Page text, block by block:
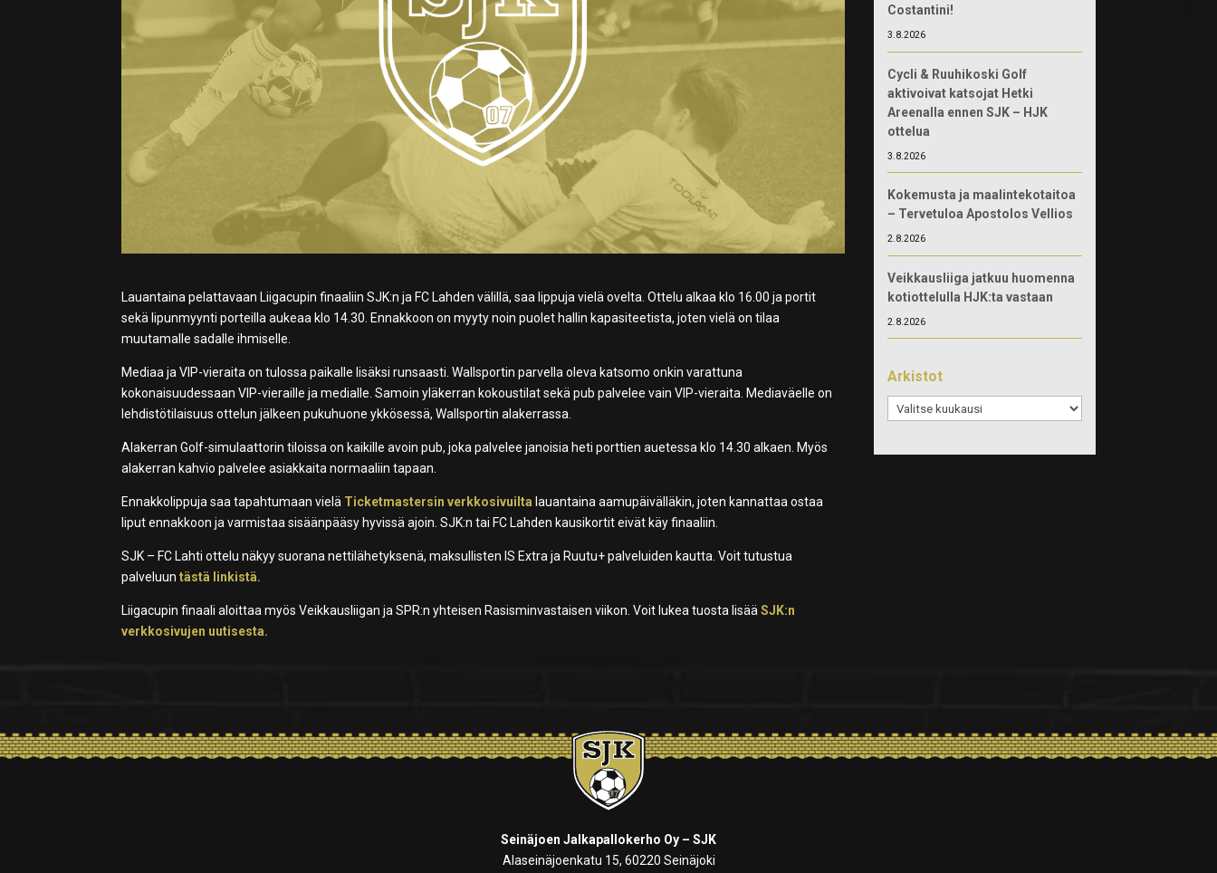
Lauantaina pelattavaan Liigacupin finaaliin SJK:n ja FC Lahden välillä, saa lippuja vielä ovelta. Ottelu alkaa klo 16.00 ja portit
sekä lipunmyynti porteilla aukeaa klo 14.30. Ennakkoon on myyty noin puolet hallin kapasiteetista, joten vielä on tilaa
muutamalle sadalle ihmiselle.
Mediaa ja VIP-vieraita on tulossa paikalle lisäksi runsaasti. Wallsportin parvella oleva katsomo onkin varattuna
kokonaisuudessaan VIP-vieraille ja medialle. Samoin yläkerran kokoustilat sekä pub palvelee vain VIP-vieraita. Mediaväelle on
lehdistötilaisuus ottelun jälkeen pukuhuone ykkösessä, Wallsportin alakerrassa.
Alakerran Golf-simulaattorin tiloissa on kaikille avoin pub, joka palvelee janoisia heti porttien auetessa klo 14.30 alkaen. Myös
alakerran kahvio palvelee asiakkaita normaaliin tapaan.
Ennakkolippuja saa tapahtumaan vielä Ticketmastersin verkkosivuilta lauantaina aamupäivälläkin, joten kannattaa ostaa
liput ennakkoon ja varmistaa sisäänpääsy hyvissä ajoin. SJK:n tai FC Lahden kausikortit eivät käy finaaliin.
SJK – FC Lahti ottelu näkyy suorana nettilähetyksenä, maksullisten IS Extra ja Ruutu+ palveluiden kautta. Voit tutustua
palveluuntästä linkistä.
Liigacupin finaali aloittaa myös Veikkausliigan ja SPR:n yhteisen Rasisminvastaisen viikon. Voit lukea tuosta lisääSJK:n
verkkosivujen uutisesta.
Costantini!
3.8.2026
Cycli & Ruuhikoski Golf
aktivoivat katsojat Hetki
Areenalla ennen SJK – HJK
ottelua
3.8.2026
Kokemusta ja maalintekotaitoa
– Tervetuloa Apostolos Vellios
2.8.2026
Veikkausliiga jatkuu huomenna
kotiottelulla HJK:ta vastaan
2.8.2026
Arkistot
Arkistot
Seinäjoen Jalkapallokerho Oy – SJK
Alaseinäjoenkatu 15, 60220 Seinäjoki